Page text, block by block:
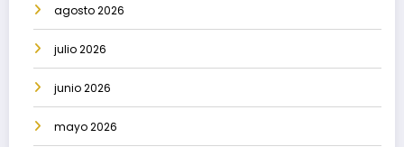
agosto 2026
julio 2026
junio 2026
mayo 2026